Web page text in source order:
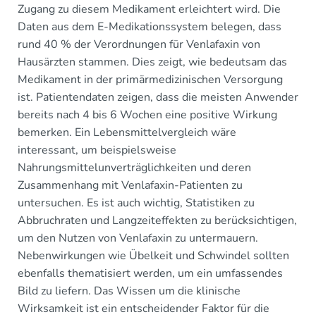
Zugang zu diesem Medikament erleichtert wird. Die
Daten aus dem E-Medikationssystem belegen, dass
rund 40 % der Verordnungen für Venlafaxin von
Hausärzten stammen. Dies zeigt, wie bedeutsam das
Medikament in der primärmedizinischen Versorgung
ist. Patientendaten zeigen, dass die meisten Anwender
bereits nach 4 bis 6 Wochen eine positive Wirkung
bemerken. Ein Lebensmittelvergleich wäre
interessant, um beispielsweise
Nahrungsmittelunverträglichkeiten und deren
Zusammenhang mit Venlafaxin-Patienten zu
untersuchen. Es ist auch wichtig, Statistiken zu
Abbruchraten und Langzeiteffekten zu berücksichtigen,
um den Nutzen von Venlafaxin zu untermauern.
Nebenwirkungen wie Übelkeit und Schwindel sollten
ebenfalls thematisiert werden, um ein umfassendes
Bild zu liefern. Das Wissen um die klinische
Wirksamkeit ist ein entscheidender Faktor für die